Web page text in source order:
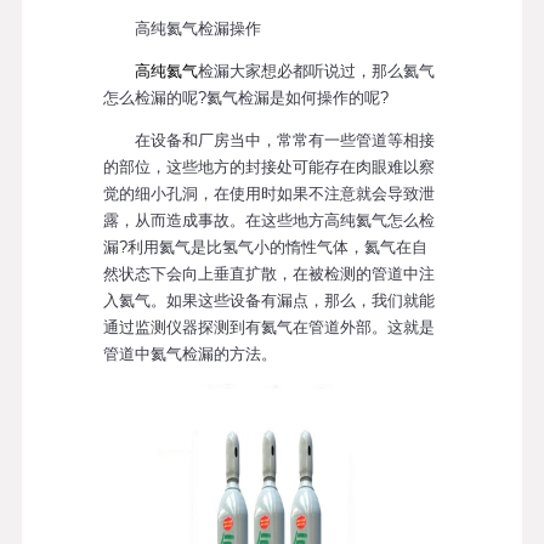
高纯氦气检漏操作
高纯氦气检漏大家想必都听说过，那么氦气
怎么检漏的呢?氦气检漏是如何操作的呢?
在设备和厂房当中，常常有一些管道等相接
的部位，这些地方的封接处可能存在肉眼难以察
觉的细小孔洞，在使用时如果不注意就会导致泄
露，从而造成事故。在这些地方高纯氦气怎么检
漏?利用氦气是比氢气小的惰性气体，氦气在自
然状态下会向上垂直扩散，在被检测的管道中注
入氦气。如果这些设备有漏点，那么，我们就能
通过监测仪器探测到有氦气在管道外部。这就是
管道中氦气检漏的方法。